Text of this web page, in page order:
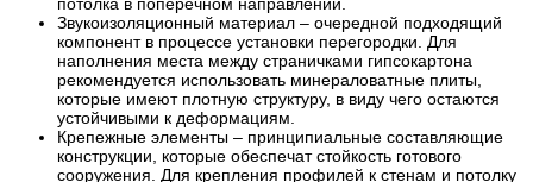
Звукоизоляционный материал – очередной подходящий
компонент в процессе установки перегородки. Для
наполнения места между страничками гипсокартона
рекомендуется использовать минераловатные плиты,
которые имеют плотную структуру, в виду чего остаются
устойчивыми к деформациям.
Крепежные элементы – принципиальные составляющие
конструкции, которые обеспечат стойкость готового
сооружения. Для крепления профилей к стенам и потолку